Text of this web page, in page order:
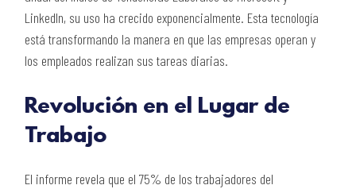
LinkedIn, su uso ha crecido exponencialmente. Esta tecnología
está transformando la manera en que las empresas operan y
los empleados realizan sus tareas diarias.
Revolución en el Lugar de
Trabajo
El informe revela que el 75% de los trabajadores del